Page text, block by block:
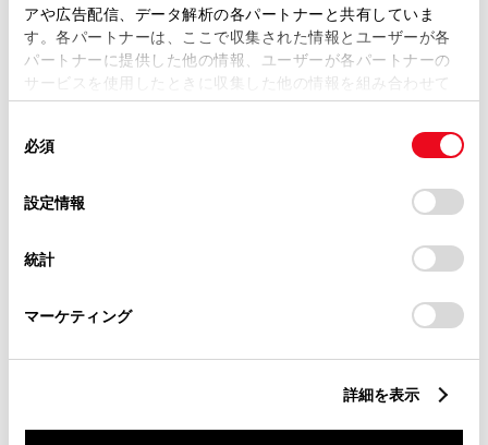
アや広告配信、データ解析の各パートナーと共有していま
す。各パートナーは、ここで収集された情報とユーザーが各
パートナーに提供した他の情報、ユーザーが各パートナーの
サービスを使用したときに収集した他の情報を組み合わせて
使用することがあります。当ウェブサイトの使用を続行する
デバイスにすべてのCookie(クッキー)が保存されることに同
意したことになります。Cookie(クッキー)のオプトアウト、
設定の変更、同意を撤回したりするにあたっては、当社の
「Cookie（クッキー）情報の取り扱いについて
」をご覧くだ
必須
設定情報
統計
マーケティング
詳細を表示
いただいておりますため、弊社
ではお客様のお名前でのご注文
純正部品の品番、価格、取り付
（部品の販
売、取り付け等は販売店を窓口
にご相談いただけますと幸いで
トヨタ販売店へのお問い合わせ
等
おクルマに関するお問い合わせ